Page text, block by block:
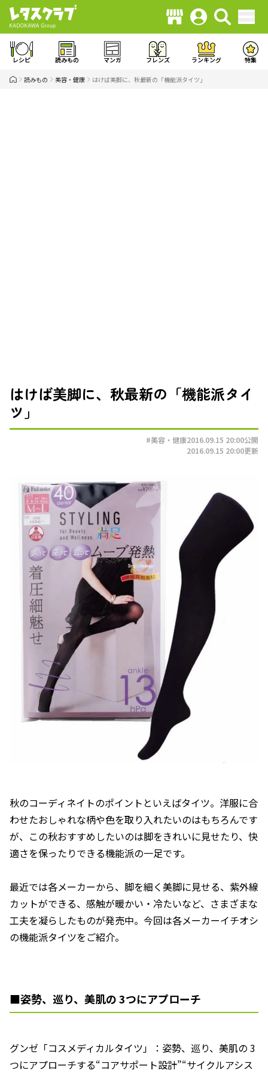
レシピ 読みもの マンガ フレンズ ランキング 特集
読みもの 美容・健康 はけば美脚に、秋最新の「機能派タイツ」
はけば美脚に、秋最新の「機能派タイ
ツ」
#美容・健康2016.09.15 20:00公開
2016.09.15 20:00更新
秋のコーディネイトのポイントといえばタイツ。洋服に合
わせたおしゃれな柄や色を取り入れたいのはもちろんです
が、この秋おすすめしたいのは脚をきれいに見せたり、快
適さを保ったりできる機能派の一足です。
最近では各メーカーから、脚を細く美脚に見せる、紫外線
カットができる、感触が暖かい・冷たいなど、さまざまな
工夫を凝らしたものが発売中。今回は各メーカーイチオシ
の機能派タイツをご紹介。
■姿勢、巡り、美肌の 3つにアプローチ
グンゼ「コスメディカルタイツ」：姿勢、巡り、美肌の 3
つにアプローチする“コアサポート設計”“サイクルアシス